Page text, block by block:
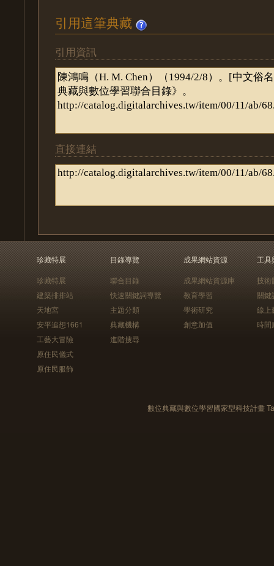
引用這筆典藏
引用資訊
直接連結
珍藏特展
珍藏特展
建築排排站
天地宮
安平追想1661
工藝大冒險
原住民儀式
原住民服飾
目錄導覽
聯合目錄
快速關鍵詞導覽
主題分類
典藏機構
進階搜尋
成果網站資源
成果網站資源庫
教育學習
學術研究
創意加值
工具
技術
關鍵
線上
時間
數位典藏與數位學習國家型科技計畫